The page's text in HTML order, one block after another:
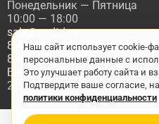
Понедельник — Пятница
10:00 — 18:00
sale@asdtd.ru
8(495)677-95-20
8(800)555-06-68
Бесплатный звонок по
2017-2026 г. ООО "ТД АСД"
Наш сайт использует cookie-
персональные данные с
Это улучшает работу сайта и
Подтвердите ваше согласие,
политики конфиденциальности